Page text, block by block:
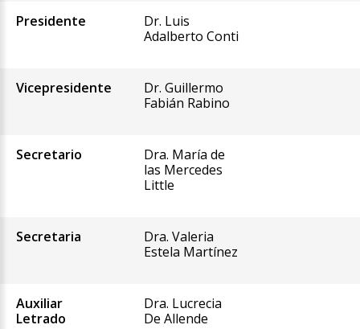
Presidente
Dr. Luis
Adalberto Conti
Vicepresidente
Dr. Guillermo
Fabián Rabino
Secretario
Dra. María de
las Mercedes
Little
Secretaria
Dra. Valeria
Estela Martínez
Auxiliar
Letrado
Dra. Lucrecia
De Allende